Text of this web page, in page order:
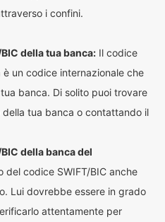
i confini.
della tua banca: Il codice
è un codice internazionale che
banca. Di solito puoi trovare
tua banca o contattando il
della banca del
del codice SWIFT/BIC anche
Lui dovrebbe essere in grado
attentamente per